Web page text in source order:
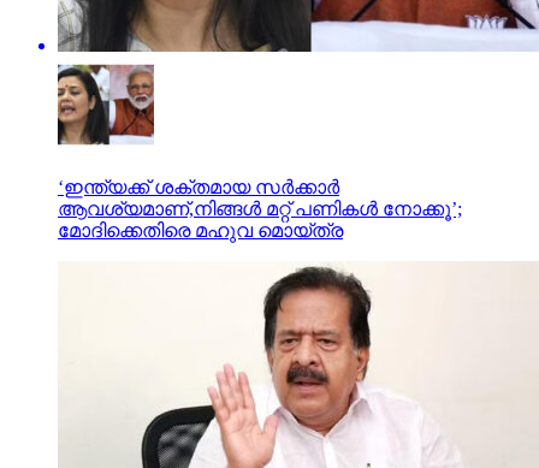
‘ഇന്ത്യക്ക് ശക്തമായ സർക്കാർ
ആവശ്യമാണ്,നിങ്ങൾ മറ്റ് പണികൾ നോക്കൂ’;
മോദിക്കെതിരെ മഹുവ മൊയ്ത്ര